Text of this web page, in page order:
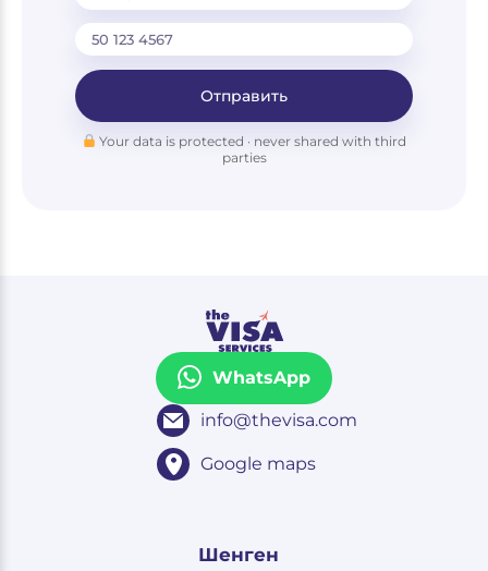
Отправить
Your data is protected · never shared with third
parties
WhatsApp
info@thevisa.com
Google maps
Шенген